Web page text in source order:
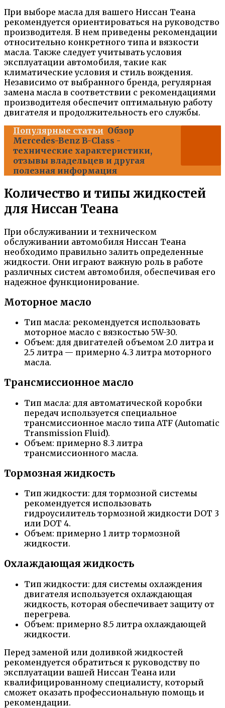
При выборе масла для вашего Ниссан Теана
рекомендуется ориентироваться на руководство
производителя. В нем приведены рекомендации
относительно конкретного типа и вязкости
масла. Также следует учитывать условия
эксплуатации автомобиля, такие как
климатические условия и стиль вождения.
Независимо от выбранного бренда, регулярная
замена масла в соответствии с рекомендациями
производителя обеспечит оптимальную работу
двигателя и продолжительность его службы.
Популярные статьи Обзор
Mercedes-Benz B-Class -
технические характеристики,
отзывы владельцев и другая
полезная информация
Количество и типы жидкостей
для Ниссан Теана
При обслуживании и техническом
обслуживании автомобиля Ниссан Теана
необходимо правильно залить определенные
жидкости. Они играют важную роль в работе
различных систем автомобиля, обеспечивая его
надежное функционирование.
Моторное масло
Тип масла: рекомендуется использовать
моторное масло с вязкостью 5W-30.
Объем: для двигателей объемом 2.0 литра и
2.5 литра — примерно 4.3 литра моторного
масла.
Трансмиссионное масло
Тип масла: для автоматической коробки
передач используется специальное
трансмиссионное масло типа ATF (Automatic
Transmission Fluid).
Объем: примерно 8.3 литра
трансмиссионного масла.
Тормозная жидкость
Тип жидкости: для тормозной системы
рекомендуется использовать
гидроусилитель тормозной жидкости DOT 3
или DOT 4.
Объем: примерно 1 литр тормозной
жидкости.
Охлаждающая жидкость
Тип жидкости: для системы охлаждения
двигателя используется охлаждающая
жидкость, которая обеспечивает защиту от
перегрева.
Объем: примерно 8.5 литра охлаждающей
жидкости.
Перед заменой или доливкой жидкостей
рекомендуется обратиться к руководству по
эксплуатации вашей Ниссан Теана или
квалифицированному специалисту, который
сможет оказать профессиональную помощь и
рекомендации.